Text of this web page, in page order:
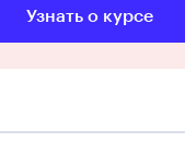
Узнать о курсе